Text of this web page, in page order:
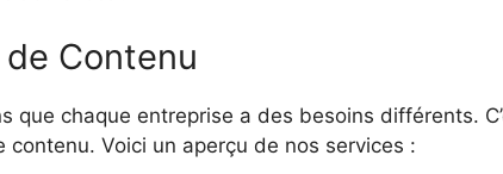
Contenu
que chaque entreprise a des besoins différents.
Voici un aperçu de nos services :